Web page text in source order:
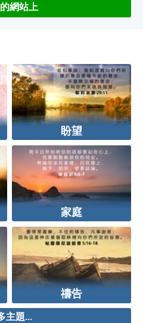
網站上
盼望
家庭
禱告
主題...